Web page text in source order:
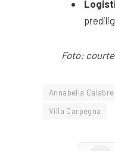
Foto:
Annabella
Villa Carpegna